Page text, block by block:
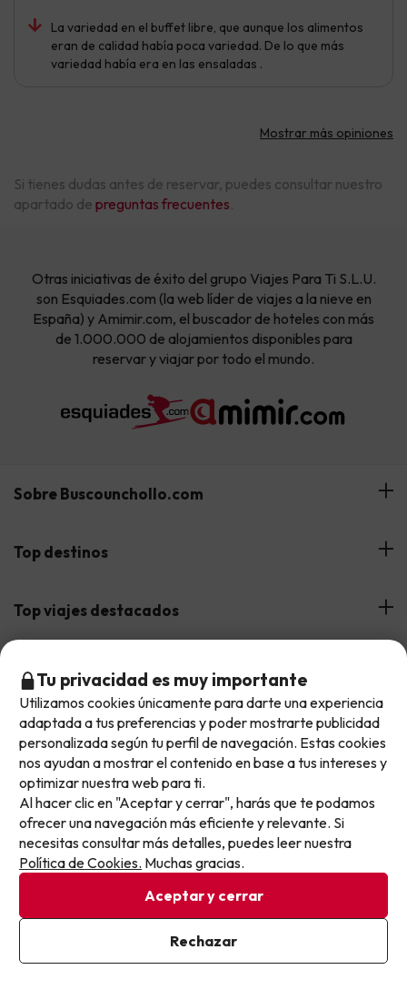
La variedad en el buffet libre, que aunque los alimentos
eran de calidad había poca variedad. De lo que más
variedad había era en las ensaladas .
Mostrar más opiniones
Si tienes dudas antes de reservar, puedes consultar nuestro
apartado de preguntas frecuentes.
No llegas tarde: llegas al siguiente.
Este chollo ya ha caducado, pero cada día lanzamos
nuevas oportunidades para viajar mejor y pagar
menos.
Apúntate y que el próximo no se te escape.
Pon tu mejor e-mail
Ya estoy suscrito
Al suscribirte, confirmas haber leído y estar de acuerdo con la
Otras iniciativas de éxito del grupo Viajes Para Ti S.L.U.
son Esquiades.com (la web líder de viajes a la nieve en
España) y Amimir.com, el buscador de hoteles con más
de 1.000.000 de alojamientos disponibles para
reservar y viajar por todo el mundo.
Sobre Buscounchollo.com
¿Quiénes somos?
Buscounchollo en los medios
Web Corporativa
Proveedores
Opiniones de nuestros clientes
Viajes para grupos
Top destinos
Hoteles Andalucía
Hoteles Andorra
Hoteles Cataluña
Hoteles Portugal
Hoteles Valencia
Hoteles Galicia
Hoteles en Islas
Hoteles Salou
Top viajes destacados
Viajes de Ciudad
Viajes de Novios
Viajes con mascotas
Chollos con Todo Incluido
Chollos en la playa
Chollos con Vuelo Incluido
Hoteles con toboganes
Selección de la Newsletter
Top fechas destacadas
Verano
Puente de Agosto
Vacaciones en Agosto
Vacaciones en Septiembre
Vacaciones en Octubre
Vacaciones en Noviembre
Info y ayuda
Contáctanos
Preguntas frecuentes
Descarga GRATIS nuestra app
Más de 3 MILLONES de descargas y una valoración de 4,7/5.
Tu privacidad es muy importante
Utilizamos cookies únicamente para darte una experiencia
adaptada a tus preferencias y poder mostrarte publicidad
personalizada según tu perfil de navegación. Estas cookies
nos ayudan a mostrar el contenido en base a tus intereses y
optimizar nuestra web para ti.
Al hacer clic en "Aceptar y cerrar", harás que te podamos
ofrecer una navegación más eficiente y relevante. Si
necesitas consultar más detalles, puedes leer nuestra
Política de Cookies. Muchas gracias.
Aceptar y cerrar
Rechazar